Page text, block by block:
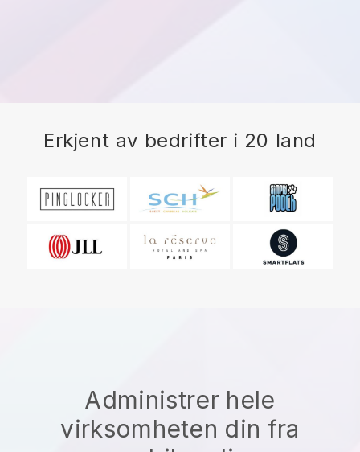
Erkjent av bedrifter i 20 land
Administrer hele
virksomheten din fra